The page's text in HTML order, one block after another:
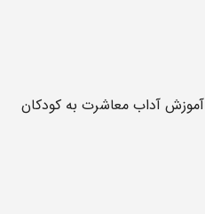
آموزش آداب معاشرت به کودکان